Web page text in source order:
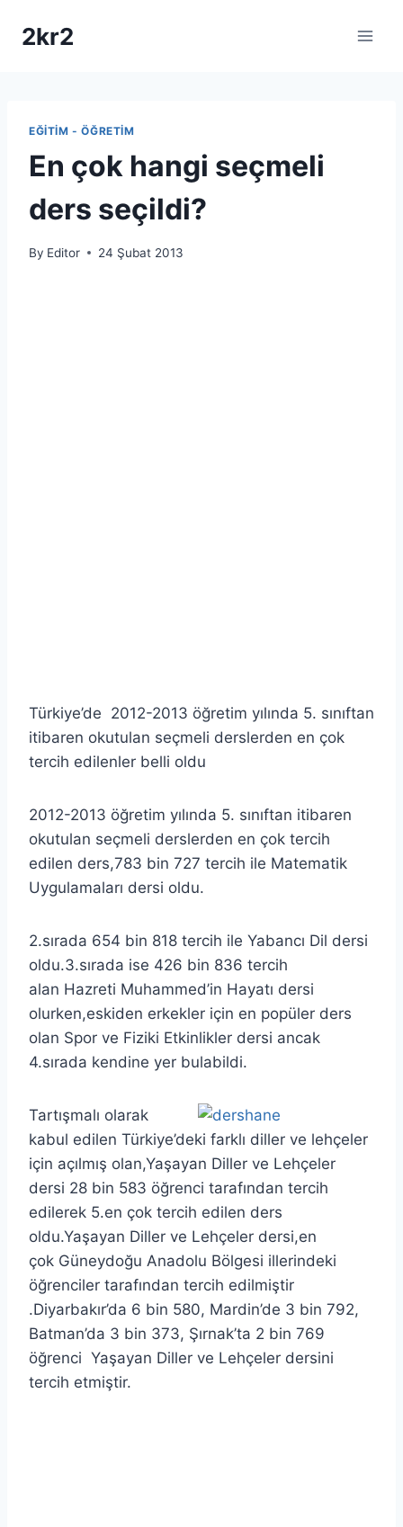
2kr2
EĞITIM - ÖĞRETIM
En çok hangi seçmeli
ders seçildi?
By Editor 24 Şubat 2013
Türkiye’de 2012-2013 öğretim yılında 5. sınıftan
itibaren okutulan seçmeli derslerden en çok
tercih edilenler belli oldu
2012-2013 öğretim yılında 5. sınıftan itibaren
okutulan seçmeli derslerden en çok tercih
edilen ders,783 bin 727 tercih ile Matematik
Uygulamaları dersi oldu.
2.sırada 654 bin 818 tercih ile Yabancı Dil dersi
oldu.3.sırada ise 426 bin 836 tercih
alan Hazreti Muhammed’in Hayatı dersi
olurken,eskiden erkekler için en popüler ders
olan Spor ve Fiziki Etkinlikler dersi ancak
4.sırada kendine yer bulabildi.
Tartışmalı olarak
kabul edilen Türkiye’deki farklı diller ve lehçeler
için açılmış olan,Yaşayan Diller ve Lehçeler
dersi 28 bin 583 öğrenci tarafından tercih
edilerek 5.en çok tercih edilen ders
oldu.Yaşayan Diller ve Lehçeler dersi,en
çok Güneydoğu Anadolu Bölgesi illerindeki
öğrenciler tarafından tercih edilmiştir
.Diyarbakır’da 6 bin 580, Mardin’de 3 bin 792,
Batman’da 3 bin 373, Şırnak’ta 2 bin 769
öğrenci Yaşayan Diller ve Lehçeler dersini
tercih etmiştir.